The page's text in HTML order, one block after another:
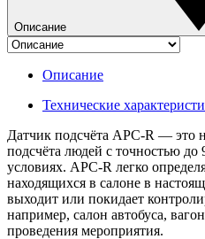
Описание
Описание
Технические
Датчик подсчёта APC-R — это
подсчёта людей с точностью
условиях. APC-R легко
находящихся в салоне в
выходит или покидает
например, салон автобуса,
проведения мероприятия.